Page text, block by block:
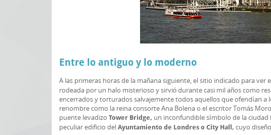
Entre lo antiguo y lo moderno
A las primeras horas de la mañana siguiente, el sitio indicado para ver
rodeada por un halo misterioso y sirvió durante casi mil años como
encerrados y torturados salvajemente todos aquellos que ofendían a
renombre como la reina consorte Ana Bolena o el escritor Tomás
puente levadizo Tower Bridge, un inconfundible símbolo de la ciudad
peculiar edificio del Ayuntamiento de Londres o City Hall, cuyo